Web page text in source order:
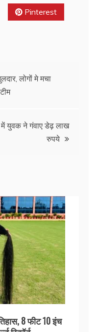
Pinterest
लोगों मे मचा
युवक ने गंवाए डेढ़ लाख
रुपये
8 फीट 10 इंच